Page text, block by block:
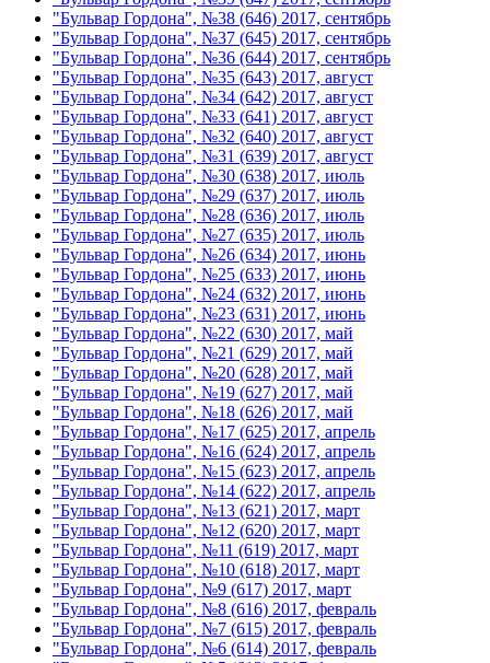
"Бульвар Гордона", №38 (646) 2017, сентябрь
"Бульвар Гордона", №37 (645) 2017, сентябрь
"Бульвар Гордона", №36 (644) 2017, сентябрь
"Бульвар Гордона", №35 (643) 2017, август
"Бульвар Гордона", №34 (642) 2017, август
"Бульвар Гордона", №33 (641) 2017, август
"Бульвар Гордона", №32 (640) 2017, август
"Бульвар Гордона", №31 (639) 2017, август
"Бульвар Гордона", №30 (638) 2017, июль
"Бульвар Гордона", №29 (637) 2017, июль
"Бульвар Гордона", №28 (636) 2017, июль
"Бульвар Гордона", №27 (635) 2017, июль
"Бульвар Гордона", №26 (634) 2017, июнь
"Бульвар Гордона", №25 (633) 2017, июнь
"Бульвар Гордона", №24 (632) 2017, июнь
"Бульвар Гордона", №23 (631) 2017, июнь
"Бульвар Гордона", №22 (630) 2017, май
"Бульвар Гордона", №21 (629) 2017, май
"Бульвар Гордона", №20 (628) 2017, май
"Бульвар Гордона", №19 (627) 2017, май
"Бульвар Гордона", №18 (626) 2017, май
"Бульвар Гордона", №17 (625) 2017, апрель
"Бульвар Гордона", №16 (624) 2017, апрель
"Бульвар Гордона", №15 (623) 2017, апрель
"Бульвар Гордона", №14 (622) 2017, апрель
"Бульвар Гордона", №13 (621) 2017, март
"Бульвар Гордона", №12 (620) 2017, март
"Бульвар Гордона", №11 (619) 2017, март
"Бульвар Гордона", №10 (618) 2017, март
"Бульвар Гордона", №9 (617) 2017, март
"Бульвар Гордона", №8 (616) 2017, февраль
"Бульвар Гордона", №7 (615) 2017, февраль
"Бульвар Гордона", №6 (614) 2017, февраль